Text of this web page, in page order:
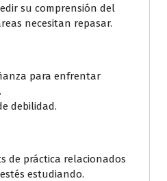
su comprensión del
necesitan repasar.
para enfrentar
debilidad.
de práctica relacionados
estudiando.